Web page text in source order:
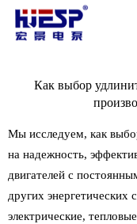
Как выбор
Мы исследуем, как
на надежность,
двигателей с
других энергетических
электрические,